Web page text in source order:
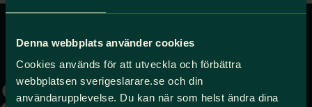
Denna webbplats använder cookies
Cookies används för att utveckla och förbättra
webbplatsen sverigeslarare.se och din
användarupplevelse. Du kan när som helst ändra dina
startsidan